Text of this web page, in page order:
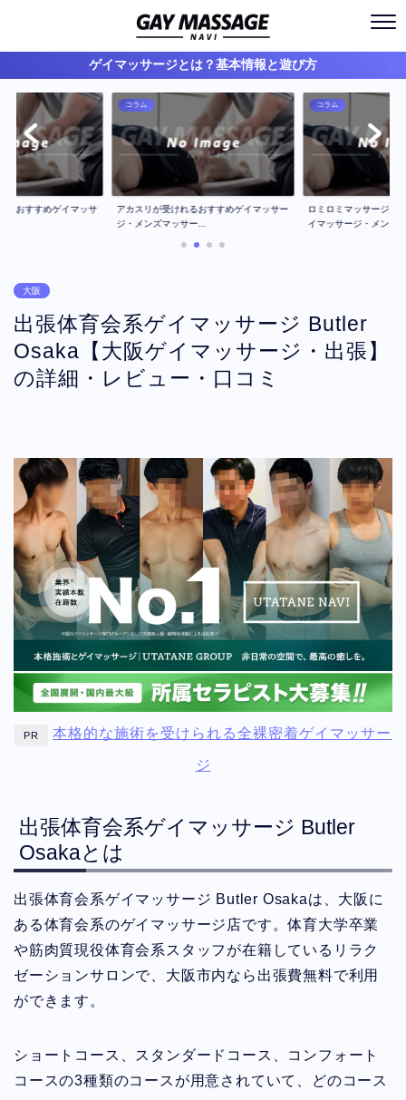
ゲイマッサージとは？基本情報と遊び方
のおすすめゲイマッサ
コラム
アカスリが受けれるおすすめゲイマッサー
ジ・メンズマッサー...
コラム
ロミロミマッサージが
イマッサージ・メン...
大阪
出張体育会系ゲイマッサージ Butler
Osaka【大阪ゲイマッサージ・出張】
の詳細・レビュー・口コミ
PR 本格的な施術を受けられる全裸密着ゲイマッサー
ジ
出張体育会系ゲイマッサージ Butler
Osakaとは
出張体育会系ゲイマッサージ Butler Osakaは、大阪に
ある体育会系のゲイマッサージ店です。体育大学卒業
や筋肉質現役体育会系スタッフが在籍しているリラク
ゼーションサロンで、大阪市内なら出張費無料で利用
ができます。
ショートコース、スタンダードコース、コンフォート
コースの3種類のコースが用意されていて、どのコース